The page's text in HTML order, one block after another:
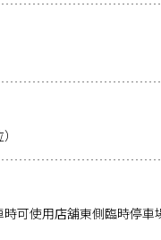
可使用店舖東側臨時停車